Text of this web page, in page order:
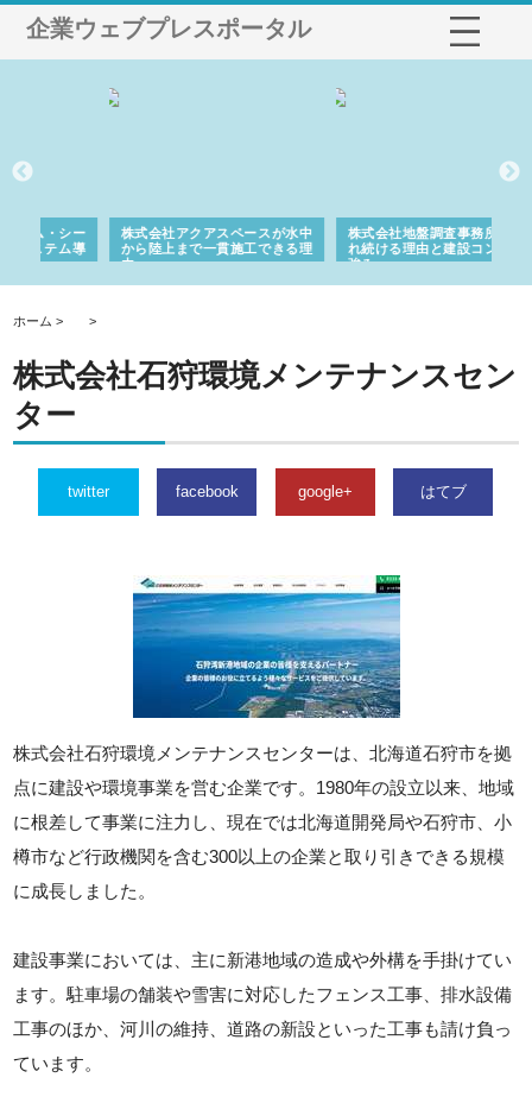
企業ウェブプレスポータル
株式会社アクアスペースが水中
から陸上まで一貫施工できる理
由
株式会社地盤調査事務所が選ば
れ続ける理由と建設コンサルの
強み
ホーム > >
株式会社石狩環境メンテナンスセン
ター
twitter facebook google+ はてブ
株式会社石狩環境メンテナンスセンターは、北海道石狩市を拠
点に建設や環境事業を営む企業です。1980年の設立以来、地域
に根差して事業に注力し、現在では北海道開発局や石狩市、小
樽市など行政機関を含む300以上の企業と取り引きできる規模
に成長しました。
建設事業においては、主に新港地域の造成や外構を手掛けてい
ます。駐車場の舗装や雪害に対応したフェンス工事、排水設備
工事のほか、河川の維持、道路の新設といった工事も請け負っ
ています。